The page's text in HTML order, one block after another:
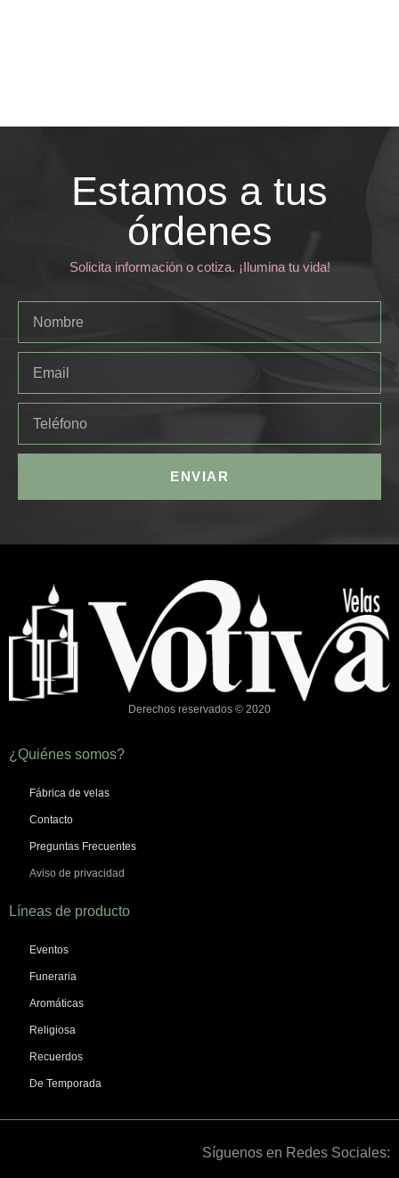
Estamos a tus
órdenes
Solicita información o cotiza. ¡Ilumina tu vida!
ENVIAR
Derechos reservados © 2020
¿Quiénes somos?
Fábrica de velas
Contacto
Preguntas Frecuentes
Aviso de privacidad
Líneas de producto
Eventos
Funeraria
Aromáticas
Religiosa
Recuerdos
De Temporada
Síguenos en Redes Sociales: